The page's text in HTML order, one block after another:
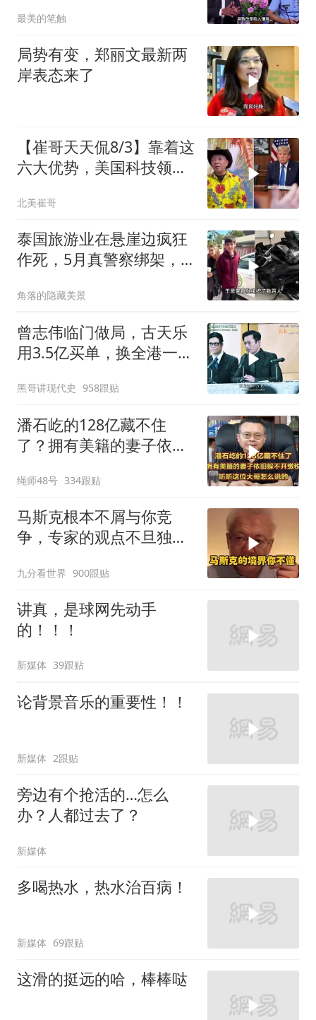
最美的笔触
局势有变，郑丽文最新两
岸表态来了
【崔哥天天侃8/3】靠着这
六大优势，美国科技领军
北美崔哥
泰国旅游业在悬崖边疯狂
作死，5月真警察绑架，7
角落的隐藏美景
曾志伟临门做局，古天乐
用3.5亿买单，换全港一声
黑哥讲现代史 958跟贴
潘石屹的128亿藏不住
了？拥有美籍的妻子依旧
绳师48号 334跟贴
马斯克根本不屑与你竞
争，专家的观点不旦独到
九分看世界 900跟贴
讲真，是球网先动手
的！！！
新媒体 39跟贴
论背景音乐的重要性！！
新媒体 2跟贴
旁边有个抢活的…怎么
办？人都过去了？
新媒体
多喝热水，热水治百病！
新媒体 69跟贴
这滑的挺远的哈，棒棒哒